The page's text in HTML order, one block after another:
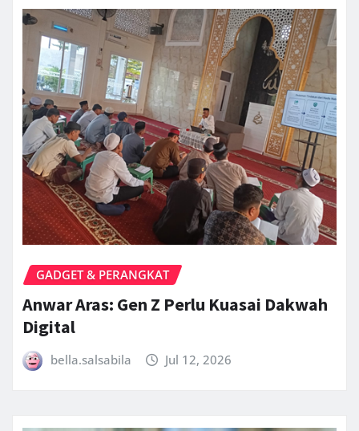
GADGET & PERANGKAT
Anwar Aras: Gen Z Perlu Kuasai Dakwah
Digital
bella.salsabila Jul 12, 2026